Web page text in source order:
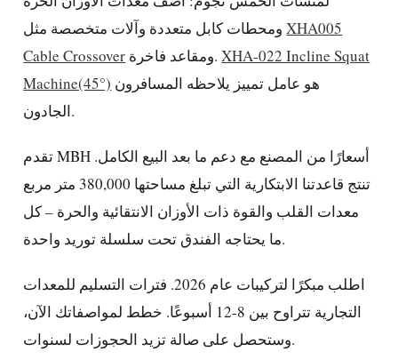
ومحطات كابل متعددة وآلات متخصصة مثلXHA005
Cable Crossover
ومقاعد فاخرة.XHA-022 Incline Squat
Machine(45°)
الجادون.
تقدم MBH أسعارًا من المصنع مع دعم ما بعد البيع الكامل.
تنتج قاعدتنا الابتكارية التي تبلغ مساحتها 380,000 متر مربع
معدات القلب والقوة ذات الأوزان الانتقائية والحرة – كل
ما يحتاجه الفندق تحت سلسلة توريد واحدة.
اطلب مبكرًا لتركيبات عام 2026. فترات التسليم للمعدات
التجارية تتراوح بين 8-12 أسبوعًا. خطط لمواصفاتك الآن،
وستحصل على صالة تزيد الحجوزات لسنوات.